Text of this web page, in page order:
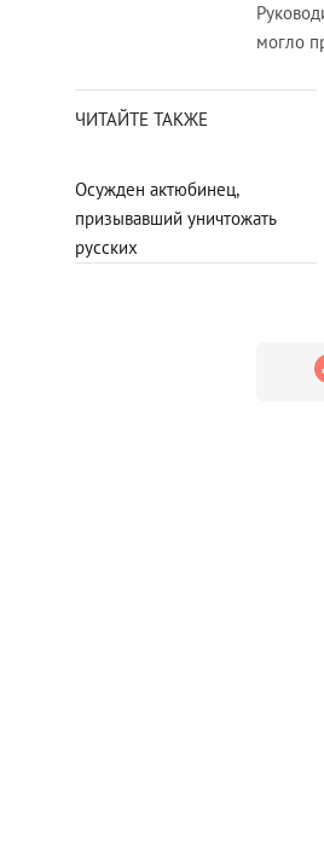
могло
ЧИТАЙТЕ ТАКЖЕ
Осужден актюбинец,
призывавший уничтожать
русских